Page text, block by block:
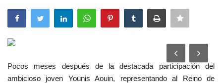
Nuestro Equipo
Movimiento Juvenil Nasser
Pocos meses después de la destacada participación del
ambicioso joven Younis Aouin, representando al Reino de